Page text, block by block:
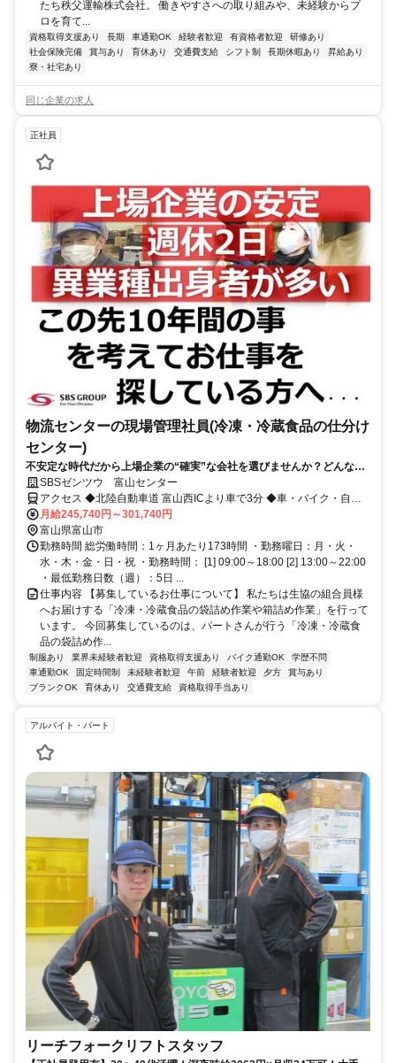
たち秩父運輸株式会社。 働きやすさへの取り組みや、未経験からプ
ロを育て...
資格取得支援あり 長期 車通勤OK 経験者歓迎 有資格者歓迎
研修あり
社会保険完備
賞与あり 育休あり 交通費支給 シフト制 長期休暇あり
昇給あり
寮・社宅あり
同じ企業の求人
正社員
物流センターの現場管理社員(冷凍・冷蔵食品の仕分け
センター)
不安定な時代だから上場企業の“確実”な会社を選びませんか？どんな時
代でも必要とされる物流/営業(男性)・接客(女性)など異業種からの転職
者が全国で多数活躍中！/20代・30代・40代からの物流現場管理社員/人
と話すことが好きな方、体を動かすことが好きな方にピッタリ！
SBSゼンツウ 富山センター
アクセス ◆北陸自動車道 富山西ICより車で3分 ◆車・バイク・自転
車OK
月給245,740円～301,740円
富山県富山市
勤務時間 総労働時間：1ヶ月あたり173時間 ・勤務曜日：月・火・
水・木・金・日・祝 ・勤務時間： [1] 09:00～18:00 [2] 13:00～22:00
・最低勤務日数（週）：5日 ...
仕事内容 【募集しているお仕事について】 私たちは生協の組合員様
へお届けする「冷凍・冷蔵食品の袋詰め作業や箱詰め作業」を行って
います。 今回募集しているのは、パートさんが行う「冷凍・冷蔵食
品の袋詰め作...
制服あり 業界未経験者歓迎 資格取得支援あり バイク通勤OK
学歴不問
車通勤OK
固定時間制 未経験者歓迎 午前 経験者歓迎 夕方
賞与あり
ブランクOK
育休あり 交通費支給 資格取得手当あり
アルバイト・パート
リーチフォークリフトスタッフ